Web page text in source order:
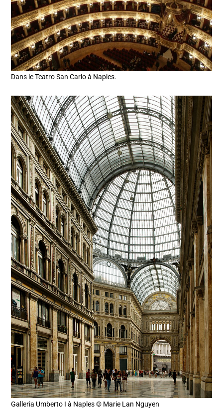
Dans le Teatro San Carlo à Naples.
Galleria Umberto I à Naples © Marie Lan Nguyen